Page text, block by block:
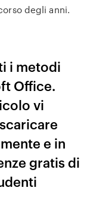
degli anni.
i metodi
Office.
vi
e in
gratis di